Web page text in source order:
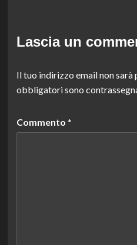
Lascia un
Il tuo indirizzo email non sarà
obbligatori sono
Commento *